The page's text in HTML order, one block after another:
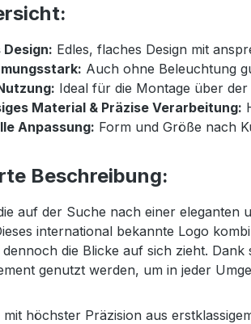
Design: Edles, flaches Design mit
Auch ohne Beleuchtung
Ideal für die Montage über
Material & Präzise Verarbeitung:
Anpassung: Form und Größe nach
Beschreibung:
auf der Suche nach einer eleganten
international bekannte Logo
die Blicke auf sich zieht.
genutzt werden, um in jeder
höchster Präzision aus